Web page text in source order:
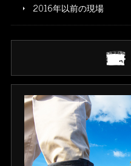
2016年以前の現場